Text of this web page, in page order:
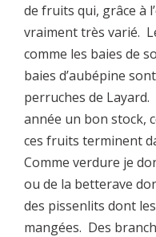
de fruits qui, grâce à
vraiment très varié.
comme les baies de
baies d’aubépine
perruches de
année un bon stock,
ces fruits terminent
Comme verdure je
ou de la betterave
des pissenlits dont
mangées. Des